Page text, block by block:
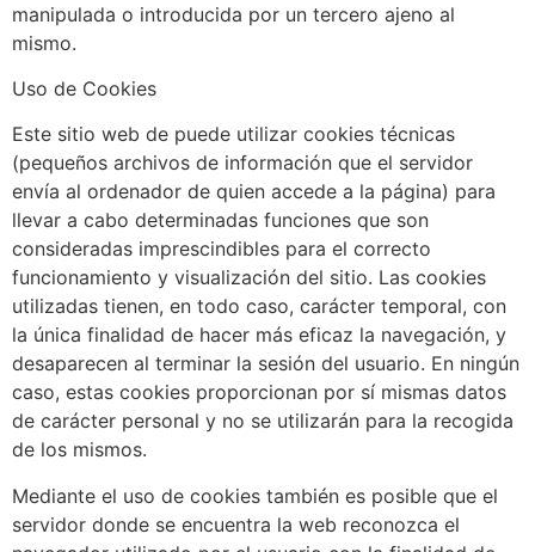
manipulada o introducida por un tercero ajeno al
mismo.
Uso de Cookies
Este sitio web de puede utilizar cookies técnicas
(pequeños archivos de información que el servidor
envía al ordenador de quien accede a la página) para
llevar a cabo determinadas funciones que son
consideradas imprescindibles para el correcto
funcionamiento y visualización del sitio. Las cookies
utilizadas tienen, en todo caso, carácter temporal, con
la única finalidad de hacer más eficaz la navegación, y
desaparecen al terminar la sesión del usuario. En ningún
caso, estas cookies proporcionan por sí mismas datos
de carácter personal y no se utilizarán para la recogida
de los mismos.
Mediante el uso de cookies también es posible que el
servidor donde se encuentra la web reconozca el